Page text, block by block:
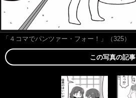
「４コマでパンツァー・フォー！」（325）
この写真の記事